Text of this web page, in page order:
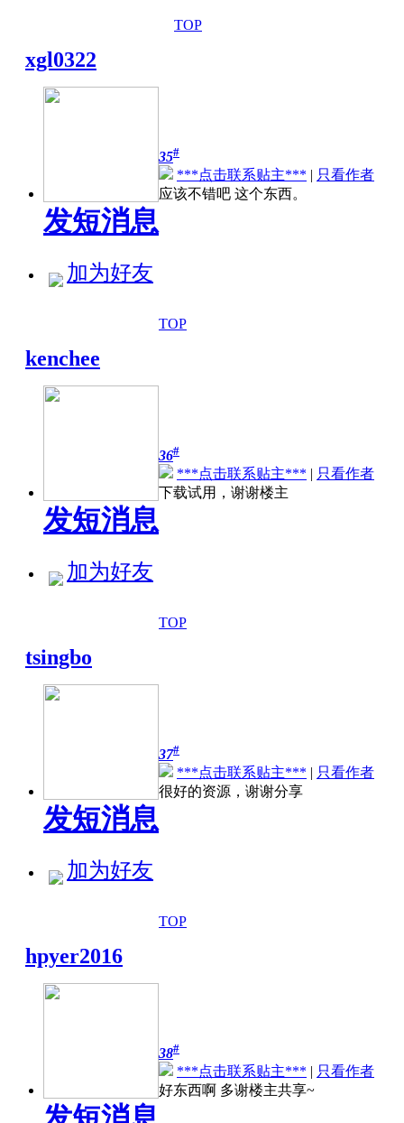
TOP
xgl0322
发短消息
加为好友
35#
***点击联系贴主*** | 只看作者
应该不错吧 这个东西。
TOP
kenchee
发短消息
加为好友
36#
***点击联系贴主*** | 只看作者
下载试用，谢谢楼主
TOP
tsingbo
发短消息
加为好友
37#
***点击联系贴主*** | 只看作者
很好的资源，谢谢分享
TOP
hpyer2016
38#
***点击联系贴主*** | 只看作者
好东西啊 多谢楼主共享~